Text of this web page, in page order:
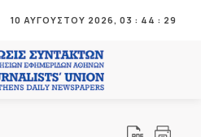
10 ΑΥΓΟΥΣΤΟΥ 2026, 03 : 44 : 31